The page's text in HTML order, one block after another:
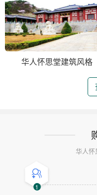
华人怀思堂建筑风格
华人怀
1